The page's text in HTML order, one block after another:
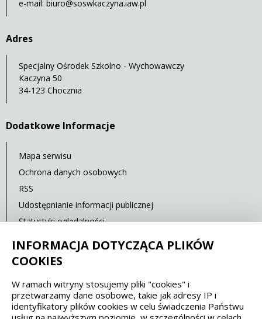
e-mail: biuro@soswkaczyna.iaw.pl
Adres
Specjalny Ośrodek Szkolno - Wychowawczy
Kaczyna 50
34-123 Chocznia
Dodatkowe Informacje
Mapa serwisu
Ochrona danych osobowych
RSS
Udostępnianie informacji publicznej
Statystyki oglądalności
Spełniamy standardy dostępności oraz W3C
WCAG 2.1 SECTION 508 EAA/EN 301549
INFORMACJA DOTYCZĄCA PLIKÓW
COOKIES
W ramach witryny stosujemy pliki "cookies" i
przetwarzamy dane osobowe, takie jak adresy IP i
identyfikatory plików cookies w celu świadczenia Państwu